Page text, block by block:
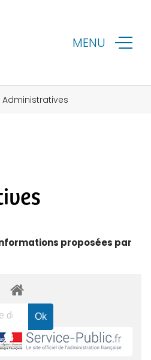
MENU
proposées par